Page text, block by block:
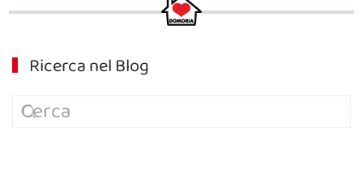
Ricerca nel Blog